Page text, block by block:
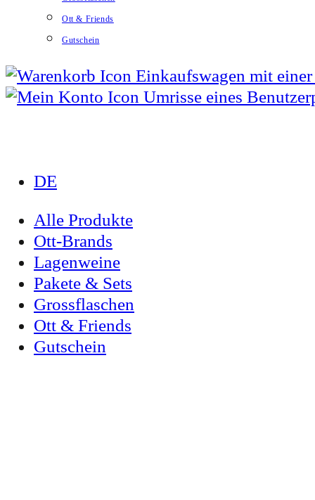
Ott & Friends
Gutschein
DE
Alle Produkte
Ott-Brands
Lagenweine
Pakete & Sets
Grossflaschen
Ott & Friends
Gutschein